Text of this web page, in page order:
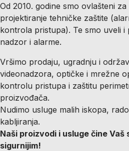
Od 2010. godine smo ovlašteni
projektiranje tehničke zaštite
kontrola pristupa). Te smo uveli i
nadzor i alarme.
Vršimo prodaju, ugradnju i
videonadzora, optičke i mrežne
kontrolu pristupa i zaštitu
proizvođača.
Nudimo usluge malih iskopa,
kabljiranja.
Naši proizvodi i usluge čine Vaš
sigurnijim!